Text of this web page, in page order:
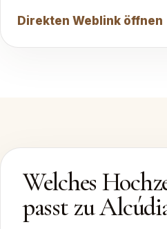
Direkten Weblink öffnen
Welches
passt zu